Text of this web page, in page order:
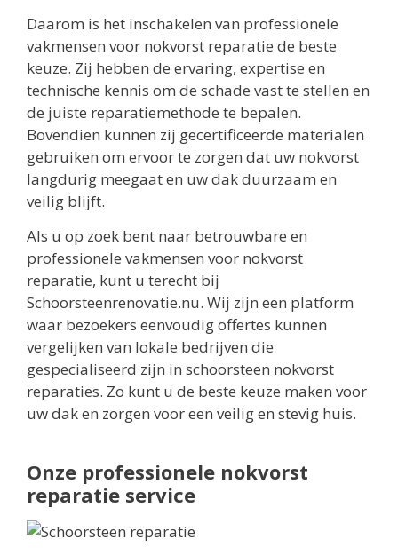
Daarom is het inschakelen van professionele
vakmensen voor nokvorst reparatie de beste
keuze. Zij hebben de ervaring, expertise en
technische kennis om de schade vast te stellen en
de juiste reparatiemethode te bepalen.
Bovendien kunnen zij gecertificeerde materialen
gebruiken om ervoor te zorgen dat uw nokvorst
langdurig meegaat en uw dak duurzaam en
veilig blijft.
Als u op zoek bent naar betrouwbare en
professionele vakmensen voor nokvorst
reparatie, kunt u terecht bij
Schoorsteenrenovatie.nu. Wij zijn een platform
waar bezoekers eenvoudig offertes kunnen
vergelijken van lokale bedrijven die
gespecialiseerd zijn in schoorsteen nokvorst
reparaties. Zo kunt u de beste keuze maken voor
uw dak en zorgen voor een veilig en stevig huis.
Onze professionele nokvorst
reparatie service